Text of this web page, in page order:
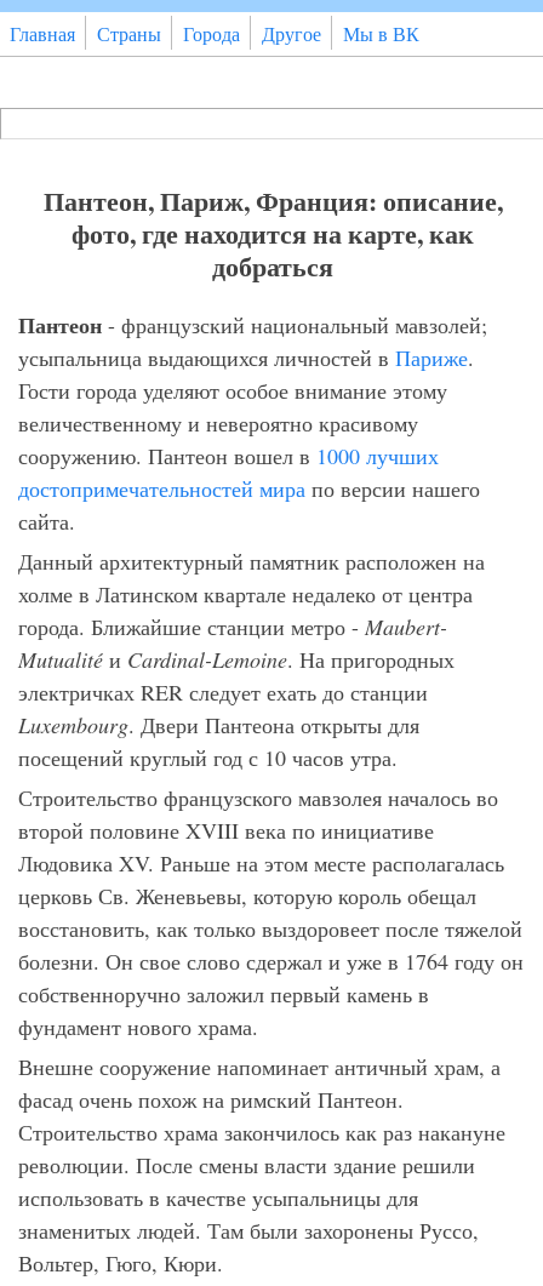
Перейти к основному содержанию
Главная Страны Города Другое Мы в ВК
Форма поиска
Пантеон, Париж, Франция: описание,
фото, где находится на карте, как
добраться
Пантеон - французский национальный мавзолей;
усыпальница выдающихся личностей в Париже.
Гости города уделяют особое внимание этому
величественному и невероятно красивому
сооружению. Пантеон вошел в 1000 лучших
достопримечательностей мира по версии нашего
сайта.
Данный архитектурный памятник расположен на
холме в Латинском квартале недалеко от центра
города. Ближайшие станции метро - Maubert-
Mutualité и Cardinal-Lemoine. На пригородных
электричках RER следует ехать до станции
Luxembourg. Двери Пантеона открыты для
посещений круглый год с 10 часов утра.
Строительство французского мавзолея началось во
второй половине XVIII века по инициативе
Людовика XV. Раньше на этом месте располагалась
церковь Св. Женевьевы, которую король обещал
восстановить, как только выздоровеет после тяжелой
болезни. Он свое слово сдержал и уже в 1764 году он
собственноручно заложил первый камень в
фундамент нового храма.
Внешне сооружение напоминает античный храм, а
фасад очень похож на римский Пантеон.
Строительство храма закончилось как раз накануне
революции. После смены власти здание решили
использовать в качестве усыпальницы для
знаменитых людей. Там были захоронены Руссо,
Вольтер, Гюго, Кюри.